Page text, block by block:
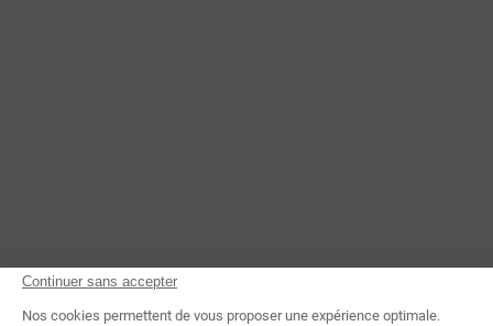
Continuer sans accepter
Nos cookies permettent de vous proposer une expérience optimale.